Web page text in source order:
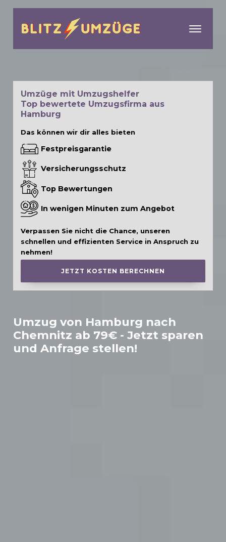
Umzug von Hamburg nach
Chemnitz ab 79€ - Jetzt sparen
und Anfrage stellen!
Umzüge mit Umzugshelfer
Top bewertete Umzugsfirma aus
Hamburg
Das können wir dir alles bieten
Festpreisgarantie
Versicherungsschutz
Top Bewertungen
In wenigen Minuten zum Angebot
Verpassen Sie nicht die Chance, unseren
schnellen und effizienten Service in Anspruch zu
nehmen!
JETZT KOSTEN BERECHNEN